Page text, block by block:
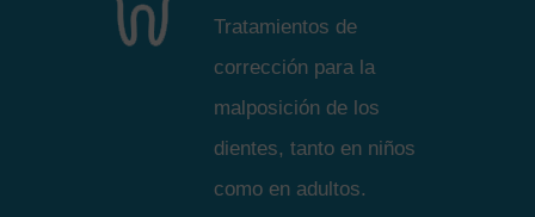
Tratamientos de
corrección para la
malposición de los
dientes, tanto en niños
como en adultos.